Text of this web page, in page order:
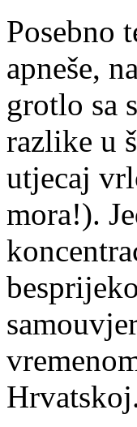
Posebno
apneše,
grotlo sa
razlike u
utjecaj
mora!).